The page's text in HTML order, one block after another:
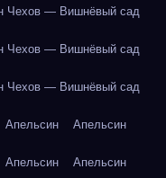
Чехов — Вишнёвый сад
Чехов — Вишнёвый сад
Чехов — Вишнёвый сад
Апельсин Апельсин
Апельсин Апельсин